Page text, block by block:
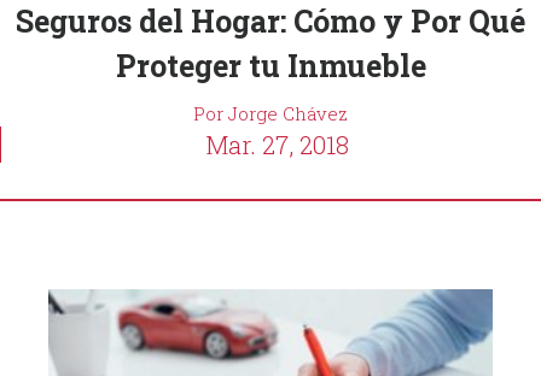
Seguros del Hogar: Cómo y Por Qué
Proteger tu Inmueble
Por Jorge Chávez
Mar. 27, 2018